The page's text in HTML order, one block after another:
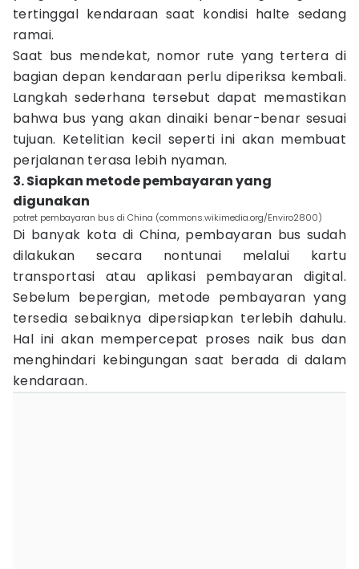
tertinggal kendaraan saat kondisi halte sedang
ramai.
Saat bus mendekat, nomor rute yang tertera di
bagian depan kendaraan perlu diperiksa kembali.
Langkah sederhana tersebut dapat memastikan
bahwa bus yang akan dinaiki benar-benar sesuai
tujuan. Ketelitian kecil seperti ini akan membuat
perjalanan terasa lebih nyaman.
3. Siapkan metode pembayaran yang
digunakan
potret pembayaran bus di China (commons.wikimedia.org/Enviro2800)
Di banyak kota di China, pembayaran bus sudah
dilakukan secara nontunai melalui kartu
transportasi atau aplikasi pembayaran digital.
Sebelum bepergian, metode pembayaran yang
tersedia sebaiknya dipersiapkan terlebih dahulu.
Hal ini akan mempercepat proses naik bus dan
menghindari kebingungan saat berada di dalam
kendaraan.